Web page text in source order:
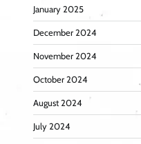
January 2025
December 2024
November 2024
October 2024
August 2024
July 2024